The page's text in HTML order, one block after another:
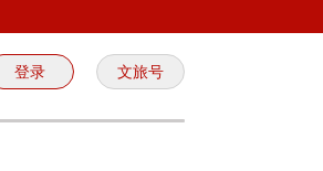
登录 文旅号